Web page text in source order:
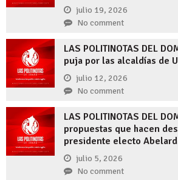
julio 19, 2026
No comment
LAS POLITINOTAS DEL
puja por las alcaldías de
julio 12, 2026
No comment
LAS POLITINOTAS DEL
propuestas que hacen
presidente electo
julio 5, 2026
No comment